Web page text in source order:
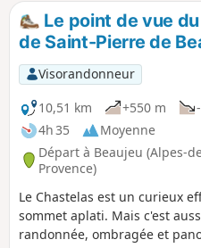
Le point de vue
de Saint-Pierre de
Visorandonneur
10,51 km
+550 m
4h 35
Moyenne
Départ à Beaujeu (Alpes-
Provence)
Le Chastelas est un curieux
sommet aplati. Mais c'est
randonnée, ombragée et